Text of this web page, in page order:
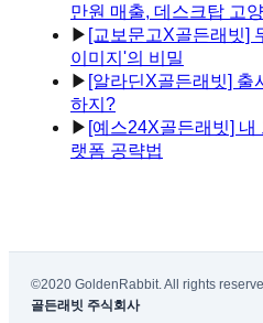
만원 매출, 데스크탑 고
▶ [교보문고X골든래빗]
이미지'의 비밀
▶ [알라딘X골든래빗] 출
하지?
▶ [예스24X골든래빗]
랫폼 공략법
©2020 GoldenRabbit. All rights
골든래빗 주식회사